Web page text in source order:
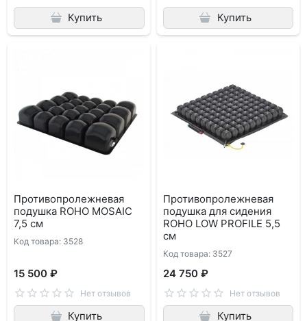
Купить Купить
Противопролежневая
подушка ROHO MOSAIC
7,5 см
Код товара: 3528
15 500 ₽
Нет отзывов
Купить
Противопролежневая
подушка для сидения
ROHO LOW PROFILE 5,5
см
Код товара: 3527
24 750 ₽
Нет отзывов
Купить